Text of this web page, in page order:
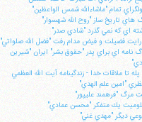
تمام "ماشاءالله شمس الواعظين"
هاي تاريخ ساز "روح الله شهسوار"
اي كه نمي گذرد "شادي صدر"
فضيلت و فيض مدام رفت "فضل الله صلواتي"
نامه اي براي پدر "حقوق بشر" ايران "شيرين
پله تا ملاقات خدا - زندگينامه آيت الله العظمي
"امين علم الهدي"
مرگ "فرهمند عليپور"
يك متفكر "محسن عمادي"
ديگر "مهدي غني"